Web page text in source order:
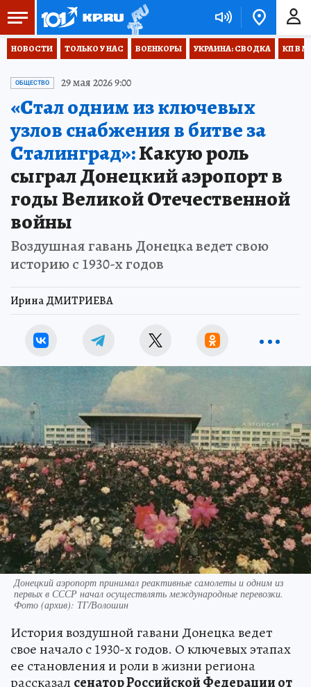
НОВОСТИ ТОЛЬКО У НАС ВОЕНКОРЫ УКРАИНА: СВОДКА КП В
ОБЩЕСТВО 29 мая 2026 9:00
«Стал одним из ключевых
узлов снабжения в битве за
Сталинград»:Какую роль
сыграл Донецкий аэропорт в
годы Великой Отечественной
войны
Воздушная гавань Донецка ведет свою
историю с 1930-х годов
Ирина ДМИТРИЕВА
Донецкий аэропорт принимал реактивные самолеты и одним из
первых в СССР начал осуществлять международные перевозки.
Фото (архив): ТГ/Волошин
История воздушной гавани Донецка ведет
свое начало с 1930-х годов. О ключевых этапах
ее становления и роли в жизни региона
рассказал сенатор Российской Федерации от